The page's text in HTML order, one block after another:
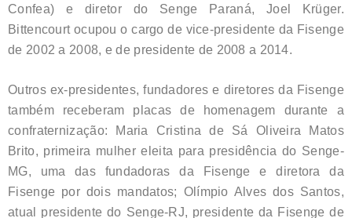
Confea) e diretor do Senge Paraná, Joel Krüger.
Bittencourt ocupou o cargo de vice-presidente da Fisenge
de 2002 a 2008, e de presidente de 2008 a 2014.
Outros ex-presidentes, fundadores e diretores da Fisenge
também receberam placas de homenagem durante a
confraternização: Maria Cristina de Sá Oliveira Matos
Brito, primeira mulher eleita para presidência do Senge-
MG, uma das fundadoras da Fisenge e diretora da
Fisenge por dois mandatos; Olímpio Alves dos Santos,
atual presidente do Senge-RJ, presidente da Fisenge de